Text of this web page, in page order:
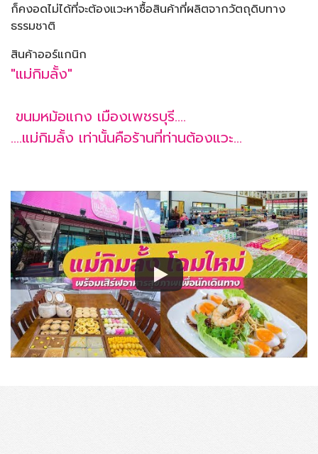
ก็คงอดไม่ได้ที่จะต้องแวะหาซื้อสินค้าที่ผลิตจากวัตถุดิบทาง
ธรรมชาติ
สินค้าออร์แกนิก
"แม่กิมลั้ง"
ขนมหม้อแกง เมืองเพชรบุรี....
....แม่กิมลั้ง เท่านั้นคือร้านที่ท่านต้องแวะ...